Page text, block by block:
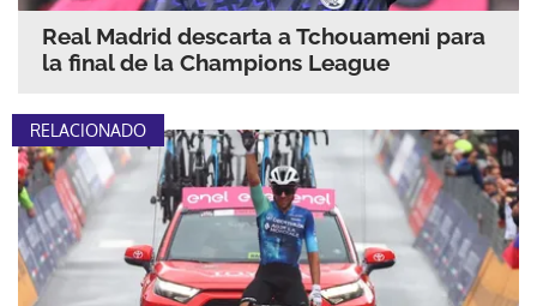
Real Madrid descarta a Tchouameni para
la final de la Champions League
RELACIONADO